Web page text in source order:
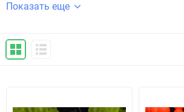
Показать еще